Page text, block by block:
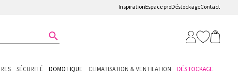
InspirationEspace proDéstockageContact

SÉCURITÉ DOMOTIQUE CLIMATISATION & VENTILATION DÉSTOCKAGE